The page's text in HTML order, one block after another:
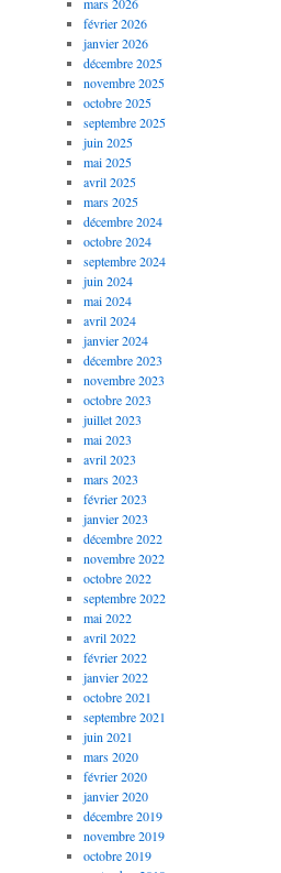
février 2026
janvier 2026
décembre 2025
novembre 2025
octobre 2025
septembre 2025
juin 2025
mai 2025
avril 2025
mars 2025
décembre 2024
octobre 2024
septembre 2024
juin 2024
mai 2024
avril 2024
janvier 2024
décembre 2023
novembre 2023
octobre 2023
juillet 2023
mai 2023
avril 2023
mars 2023
février 2023
janvier 2023
décembre 2022
novembre 2022
octobre 2022
septembre 2022
mai 2022
avril 2022
février 2022
janvier 2022
octobre 2021
septembre 2021
juin 2021
mars 2020
février 2020
janvier 2020
décembre 2019
novembre 2019
octobre 2019